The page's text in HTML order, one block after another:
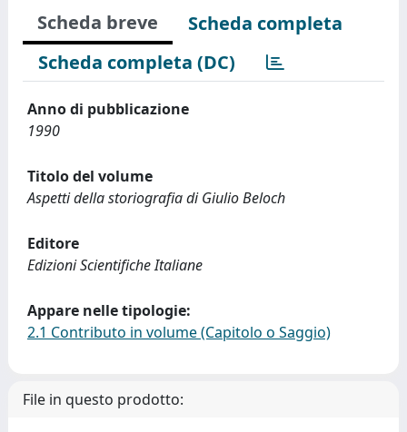
Scheda breve
Scheda completa
Scheda completa (DC)
Anno di pubblicazione
1990
Titolo del volume
Aspetti della storiografia di Giulio Beloch
Editore
Edizioni Scientifiche Italiane
Appare nelle tipologie:
2.1 Contributo in volume (Capitolo o Saggio)
File in questo prodotto: